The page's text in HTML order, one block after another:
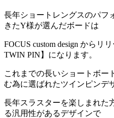
長年ショートレングスのパフ
きたY様が選んだボードは
FOCUS custom design からリ
TWIN PIN】になります。
これまでの長いショートボー
む為に選ばれたツインピンデ
長年スラスターを楽しまれた
る汎用性があるデザインで